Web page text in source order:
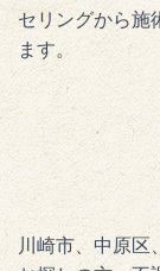
セリングから施
ます。
川崎市、中原区